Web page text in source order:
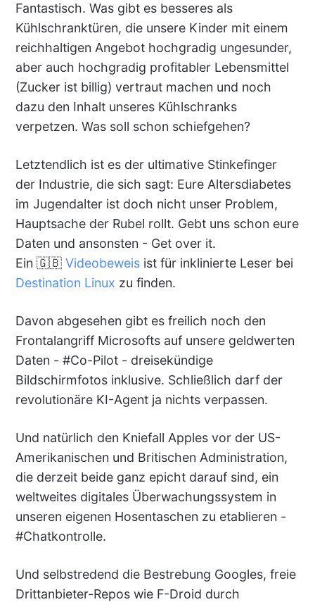
Fantastisch. Was gibt es besseres als
Kühlschranktüren, die unsere Kinder mit einem
reichhaltigen Angebot hochgradig ungesunder,
aber auch hochgradig profitabler Lebensmittel
(Zucker ist billig) vertraut machen und noch
dazu den Inhalt unseres Kühlschranks
verpetzen. Was soll schon schiefgehen?
Letztendlich ist es der ultimative Stinkefinger
der Industrie, die sich sagt: Eure Altersdiabetes
im Jugendalter ist doch nicht unser Problem,
Hauptsache der Rubel rollt. Gebt uns schon eure
Daten und ansonsten - Get over it.
Ein 🇬🇧 Videobeweisist für inklinierte Leser bei
Destination Linux zu finden.
Davon abgesehen gibt es freilich noch den
Frontalangriff Microsofts auf unsere geldwerten
Daten - #Co-Pilot - dreisekündige
Bildschirmfotos inklusive. Schließlich darf der
revolutionäre KI-Agent ja nichts verpassen.
Und natürlich den Kniefall Apples vor der US-
Amerikanischen und Britischen Administration,
die derzeit beide ganz epicht darauf sind, ein
weltweites digitales Überwachungssystem in
unseren eigenen Hosentaschen zu etablieren -
#Chatkontrolle.
Und selbstredend die Bestrebung Googles, freie
Drittanbieter-Repos wie F-Droid durch